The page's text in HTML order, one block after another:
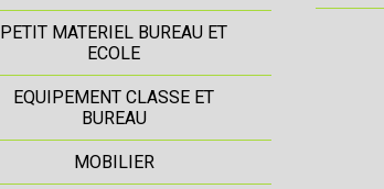
PETIT MATERIEL BUREAU ET
ECOLE
EQUIPEMENT CLASSE ET
BUREAU
MOBILIER